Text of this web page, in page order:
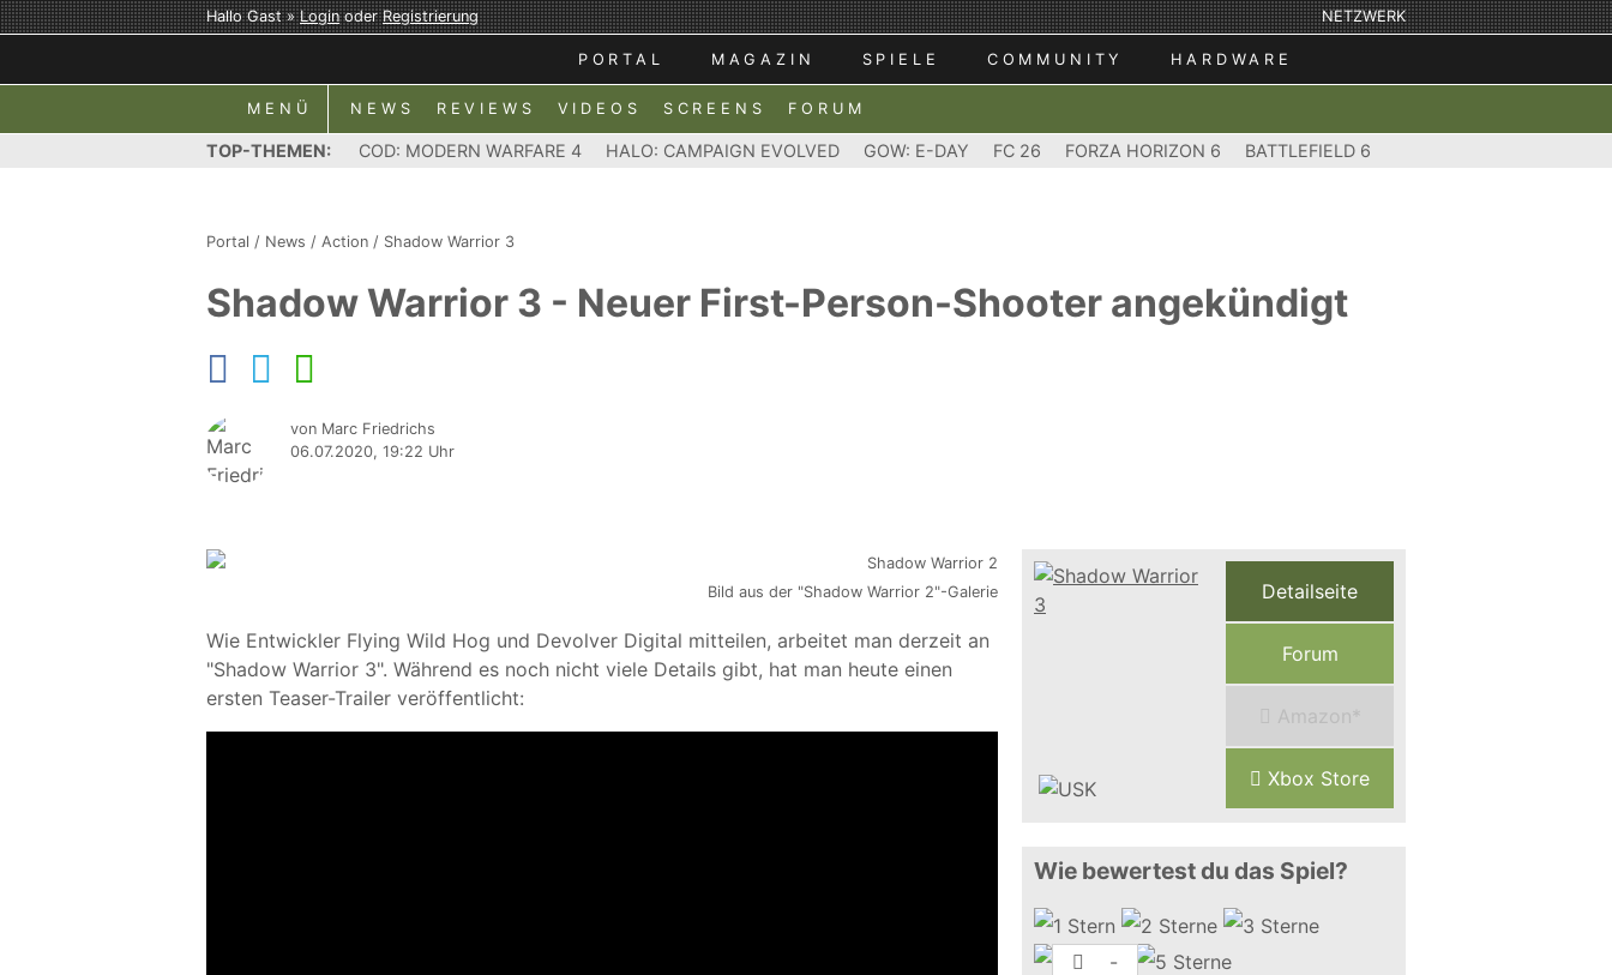
Hallo Gast »LoginoderRegistrierung NETZWERK
PORTAL MAGAZIN SPIELE COMMUNITY HARDWARE
MENÜ NEWS REVIEWS VIDEOS SCREENS FORUM
TOP-THEMEN: COD: MODERN WARFARE 4 HALO: CAMPAIGN EVOLVED GOW: E-DAY FC 26 FORZA HORIZON 6 BATTLEFIELD 6
Portal / News / Action / Shadow Warrior 3
Shadow Warrior 3 - Neuer First-Person-Shooter angekündigt
von Marc Friedrichs
06.07.2020, 19:22 Uhr
Bild aus der "Shadow Warrior 2"-Galerie
Wie Entwickler Flying Wild Hog und Devolver Digital mitteilen, arbeitet man derzeit an
"Shadow Warrior 3". Während es noch nicht viele Details gibt, hat man heute einen
ersten Teaser-Trailer veröffentlicht:
Detailseite
Forum
Amazon*
Xbox Store
Wie bewertest du das Spiel?
-